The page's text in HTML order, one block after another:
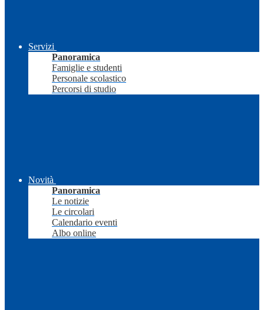
Servizi
Panoramica
Famiglie e studenti
Personale scolastico
Percorsi di studio
Novità
Panoramica
Le notizie
Le circolari
Calendario eventi
Albo online